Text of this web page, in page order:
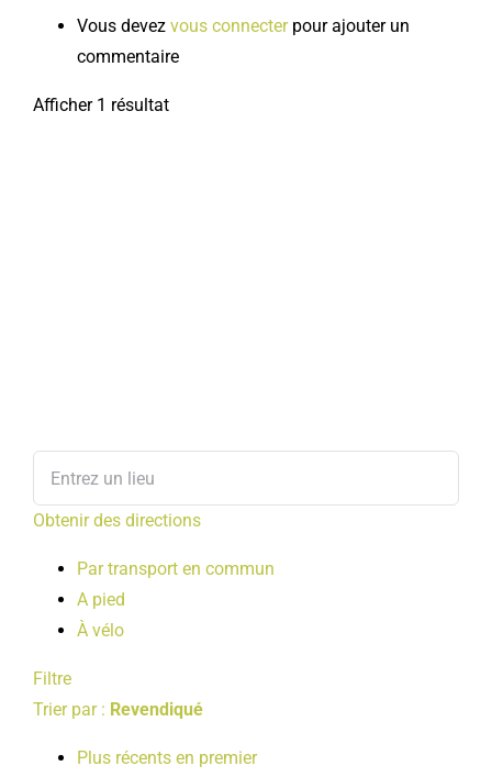
Vous devez vous connecterpour ajouter un
commentaire
Afficher 1 résultat
Obtenir des directions
Par transport en commun
A pied
À vélo
Filtre
Trier par : Revendiqué
Plus récents en premier